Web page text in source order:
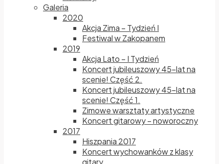
Galeria
2020
Akcja Zima – Tydzień I
Festiwal w Zakopanem
2019
Akcja Lato – I Tydzień
Koncert jubileuszowy 45-lat na
scenie! Część 2.
Koncert jubileuszowy 45-lat na
scenie! Część 1.
Zimowe warsztaty artystyczne
Koncert gitarowy – noworoczny
2017
Hiszpania 2017
Koncert wychowanków z klasy
gitary